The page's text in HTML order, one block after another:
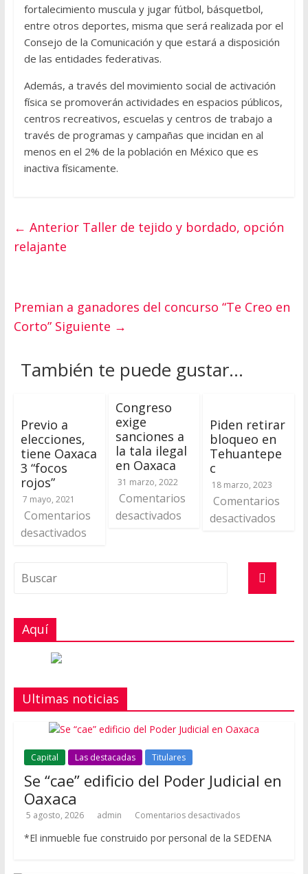
fortalecimiento muscula y jugar fútbol, básquetbol,
entre otros deportes, misma que será realizada por el
Consejo de la Comunicación y que estará a disposición
de las entidades federativas.
Además, a través del movimiento social de activación
física se promoverán actividades en espacios públicos,
centros recreativos, escuelas y centros de trabajo a
través de programas y campañas que incidan en al
menos en el 2% de la población en México que es
inactiva físicamente.
← AnteriorTaller de tejido y bordado, opción
relajante
Premian a ganadores del concurso “Te Creo en
Corto” Siguiente →
También te puede gustar...
Previo a
elecciones,
tiene Oaxaca
3 “focos
rojos”
7 mayo, 2021
Comentarios
desactivados
Congreso
exige
sanciones a
la tala ilegal
en Oaxaca
31 marzo, 2022
Comentarios
desactivados
Piden retirar
bloqueo en
Tehuantepe
c
18 marzo, 2023
Comentarios
desactivados
Aquí
Ultimas noticias
Capital Las destacadas Titulares
Se “cae” edificio del Poder Judicial en
Oaxaca
5 agosto, 2026 admin Comentarios desactivados
*El inmueble fue construido por personal de la SEDENA